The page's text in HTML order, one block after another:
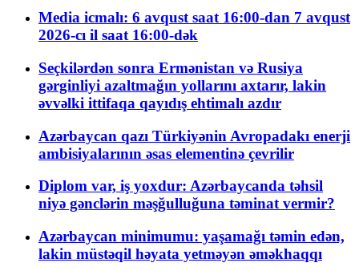
Media icmalı: 6 avqust saat 16:00-dan 7 avqust
2026-cı il saat 16:00-dək
Seçkilərdən sonra Ermənistan və Rusiya
gərginliyi azaltmağın yollarını axtarır, lakin
əvvəlki ittifaqa qayıdış ehtimalı azdır
Azərbaycan qazı Türkiyənin Avropadakı enerji
ambisiyalarının əsas elementinə çevrilir
Diplom var, iş yoxdur: Azərbaycanda təhsil
niyə gənclərin məşğulluğuna təminat vermir?
Azərbaycan minimumu: yaşamağı təmin edən,
lakin müstəqil həyata yetməyən əməkhaqqı